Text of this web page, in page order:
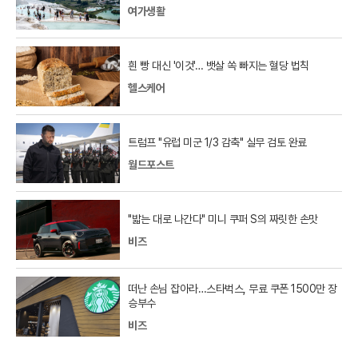
여가생활
흰 빵 대신 '이것'… 뱃살 쏙 빠지는 혈당 법칙
헬스케어
트럼프 "유럽 미군 1/3 감축" 실무 검토 완료
월드포스트
"밟는 대로 나간다" 미니 쿠퍼 S의 짜릿한 손맛
비즈
떠난 손님 잡아라…스타벅스, 무료 쿠폰 1500만 장
승부수
비즈